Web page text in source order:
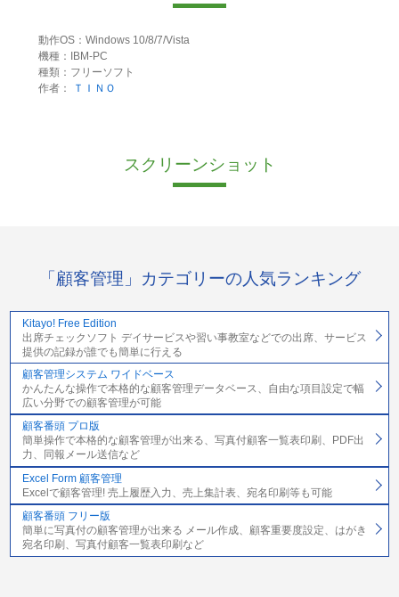
動作OS：Windows 10/8/7/Vista
機種：IBM-PC
種類：フリーソフト
作者：
ＴＩＮＯ
スクリーンショット
「顧客管理」カテゴリーの人気ランキング
Kitayo! Free Edition
出席チェックソフト デイサービスや習い事教室などでの出席、サービス
提供の記録が誰でも簡単に行える
顧客管理システム ワイドベース
かんたんな操作で本格的な顧客管理データベース、自由な項目設定で幅
広い分野での顧客管理が可能
顧客番頭 プロ版
簡単操作で本格的な顧客管理が出来る、写真付顧客一覧表印刷、PDF出
力、同報メール送信など
Excel Form 顧客管理
Excelで顧客管理! 売上履歴入力、売上集計表、宛名印刷等も可能
顧客番頭 フリー版
簡単に写真付の顧客管理が出来る メール作成、顧客重要度設定、はがき
宛名印刷、写真付顧客一覧表印刷など